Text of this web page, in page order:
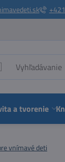
a tvorenie
vnímavé deti